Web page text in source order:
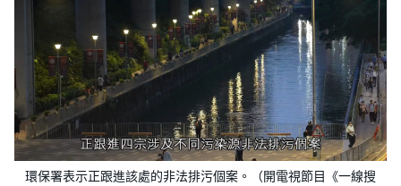
環保署表示正跟進該處的非法排污個案。（開電視節目《一線搜